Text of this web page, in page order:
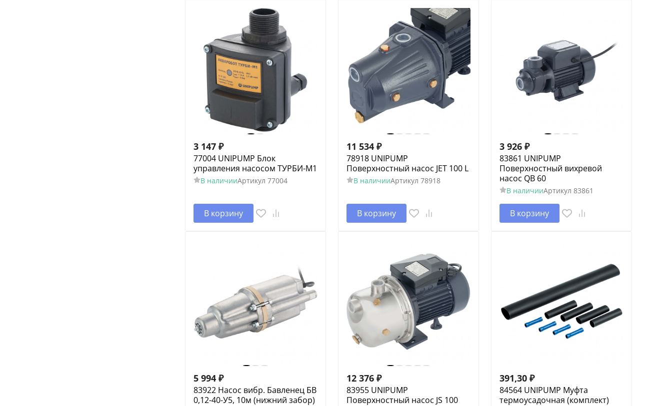
3 147 ₽
77004 UNIPUMP Блок
управления насосом ТУРБИ-М1
В наличииАртикул 77004
В корзину
11 534 ₽
78918 UNIPUMP
Поверхностный насос JET 100 L
В наличииАртикул 78918
В корзину
3 926 ₽
83861 UNIPUMP
Поверхностный вихревой
насос QB 60
В наличииАртикул 83861
В корзину
5 994 ₽
83922 Насос вибр. Бавленец БВ
0,12-40-У5, 10м (нижний забор)
12 376 ₽
83955 UNIPUMP
Поверхностный насос JS 100
391,30 ₽
84564 UNIPUMP Муфта
термоусадочная (комплект)